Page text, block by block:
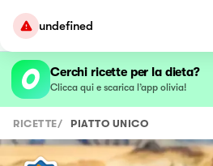
undefined
Cerchi ricette per la dieta?
Clicca qui e scarica l’app olivia!
RICETTE/ PIATTO UNICO